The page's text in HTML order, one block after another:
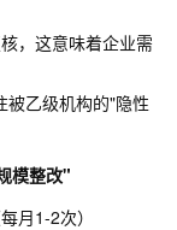
，这意味着企业需
被乙级机构的"隐性
模整改"
月1-2次）